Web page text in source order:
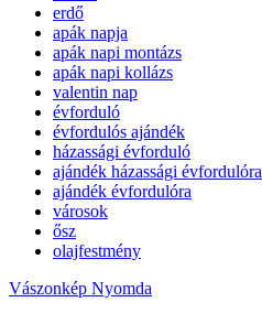
erdő
apák napja
apák napi montázs
apák napi kollázs
valentin nap
évforduló
évfordulós ajándék
házassági évforduló
ajándék házassági évfordulóra
ajándék évfordulóra
városok
ősz
olajfestmény
Vászonkép Nyomda